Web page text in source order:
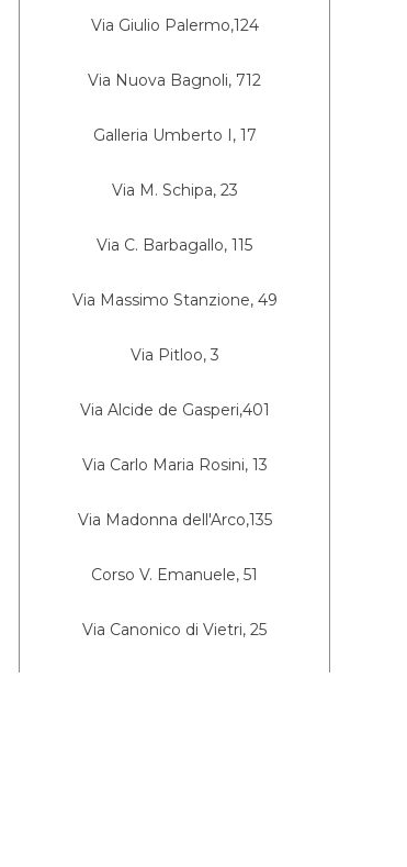
Via Giulio Palermo,124
Via Nuova Bagnoli, 712
Galleria Umberto I, 17
Via M. Schipa, 23
Via C. Barbagallo, 115
Via Massimo Stanzione, 49
Via Pitloo, 3
Via Alcide de Gasperi,401
Via Carlo Maria Rosini, 13
Via Madonna dell'Arco,135
Corso V. Emanuele, 51
Via Canonico di Vietri, 25